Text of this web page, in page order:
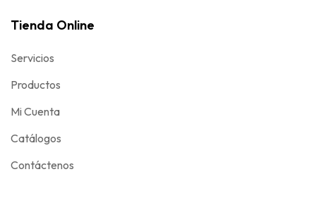
Tienda Online
Servicios
Productos
Mi Cuenta
Catálogos
Contáctenos